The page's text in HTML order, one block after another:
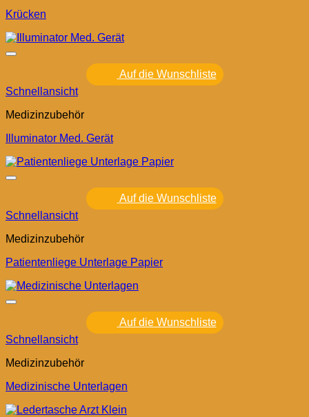
Krücken
Auf die Wunschliste
Schnellansicht
Medizinzubehör
Illuminator Med. Gerät
Auf die Wunschliste
Schnellansicht
Medizinzubehör
Patientenliege Unterlage Papier
Auf die Wunschliste
Schnellansicht
Medizinzubehör
Medizinische Unterlagen